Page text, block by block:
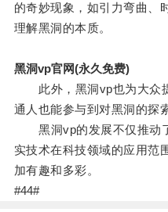
的奇妙现象，如引力弯曲、
理解黑洞的本质。
黑洞vp官网(永久免费)
此外，黑洞vp也为大众
通人也能参与到对黑洞的探
黑洞vp的发展不仅推动
实技术在科技领域的应用范
加有趣和多彩。
#44#